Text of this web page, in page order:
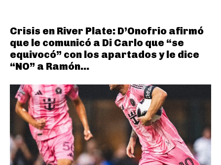
Crisis en River Plate: D’Onofrio afirmó
que le comunicó a Di Carlo que “se
equivocó” con los apartados y le dice
“NO” a Ramón...